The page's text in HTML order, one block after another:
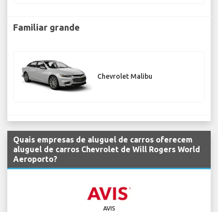
Familiar grande
Chevrolet Malibu
Quais empresas de aluguel de carros oferecem
aluguel de carros Chevrolet de Will Rogers World
Aeroporto?
AVIS